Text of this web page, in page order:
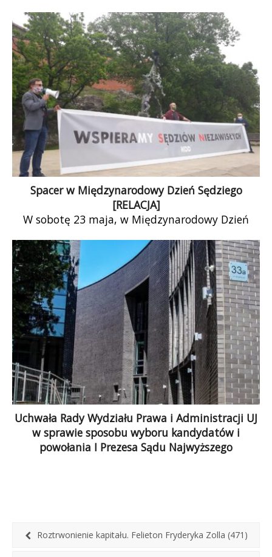
[…]
Spacer w Międzynarodowy Dzień Sędziego
[RELACJA]
W sobotę 23 maja, w Międzynarodowy Dzień
koderami z Dolnego Śląska i Opola, wybraliśmy
[…]
Uchwała Rady Wydziału Prawa i Administracji UJ
w sprawie sposobu wyboru kandydatów i
powołania I Prezesa Sądu Najwyższego
Roztrwonienie kapitału. Felieton Fryderyka Zolla (471)